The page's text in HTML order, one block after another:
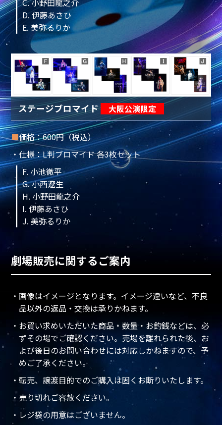
C. 小野田龍之介
D. 伊藤あさひ
E. 美弥るりか
ステージブロマイド 大阪公演限定
■価格：600円（税込）
・仕様：L判ブロマイド 各3枚セット
F. 小池徹平
G. 小西遼生
H. 小野田龍之介
I. 伊藤あさひ
J. 美弥るりか
劇場販売に関するご案内
・画像はイメージとなります。イメージ違いなど、不良
品以外の返品・交換は承りかねます。
・お買い求めいただいた商品・数量・お釣銭などは、必
ずその場でご確認ください。売場を離れられた後、お
よび後日のお問い合わせには対応しかねますので、予
めご了承ください。
・転売、譲渡目的でのご購入は固くお断りいたします。
・売り切れご容赦ください。
・レジ袋の用意はございません。